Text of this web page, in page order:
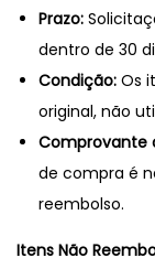
Prazo:
dentro de 30
Condição: Os
original, não
Comprovante
de compra é
reembolso.
Itens Não